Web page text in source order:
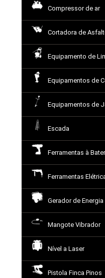
Compressor de ar
Cortadora de
Equipamento de
Equipamentos de
Equipamentos de
Escada
Ferramentas à
Ferramentas
Gerador de Energia
Mangote Vibrador
Nível a Laser
Pistola Finca Pinos